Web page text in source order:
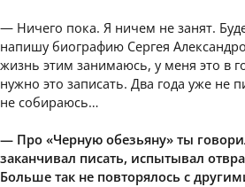
— Ничего пока. Я ничем не занят.
напишу биографию Сергея
жизнь этим занимаюсь, у меня это в
нужно это записать. Два года уже не
не собираюсь…
— Про «Черную обезьяну» ты
заканчивал писать, испытывал
Больше так не повторялось с